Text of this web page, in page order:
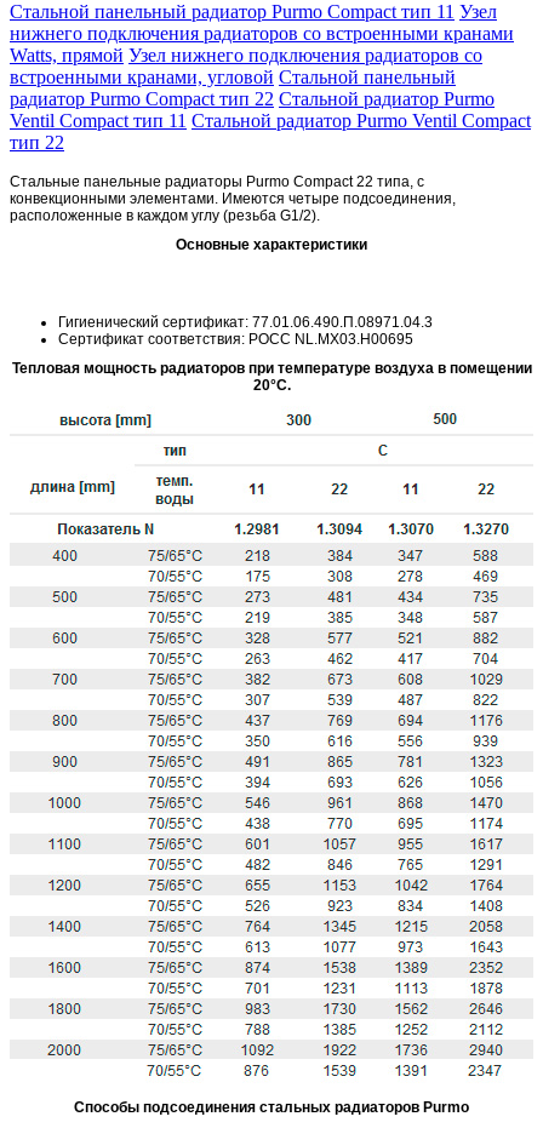
Стальной панельный радиатор Purmo Compact тип 11 Узел
нижнего подключения радиаторов со встроенными кранами
Watts, прямой Узел нижнего подключения радиаторов со
встроенными кранами, угловой Стальной панельный
радиатор Purmo Compact тип 22 Стальной радиатор Purmo
Ventil Compact тип 11 Стальной радиатор Purmo Ventil Compact
тип 22
Стальные панельные радиаторы Purmo Compact 22 типа, с
конвекционными элементами. Имеются четыре подсоединения,
расположенные в каждом углу (резьба G1/2).
Основные характеристики
Гигиенический сертификат: 77.01.06.490.П.08971.04.3
Сертификат соответствия: POCC NL.MX03.H00695
Тепловая мощность радиаторов при температуре воздуха в помещении
20°C.
Способы подсоединения стальных радиаторов Purmo